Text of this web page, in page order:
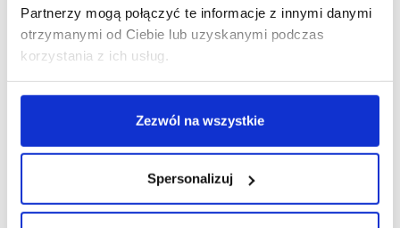
Partnerzy mogą połączyć te informacje z innymi danymi
otrzymanymi od Ciebie lub uzyskanymi podczas
korzystania z ich usług.
Zezwól na wszystkie
Spersonalizuj